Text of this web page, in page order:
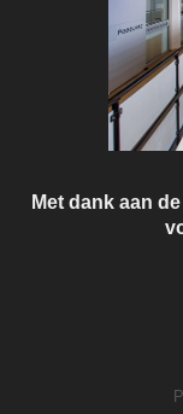
Met dank aan